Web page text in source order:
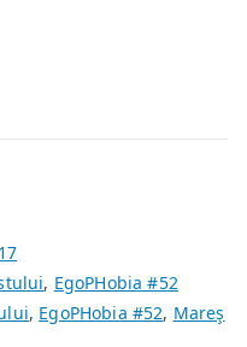
, EgoPHobia #52
, EgoPHobia #52, Mareş